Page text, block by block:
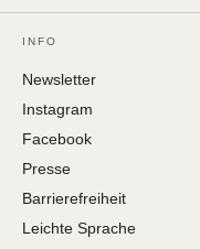
INFO
Newsletter
Instagram
Facebook
Presse
Barrierefreiheit
Leichte Sprache